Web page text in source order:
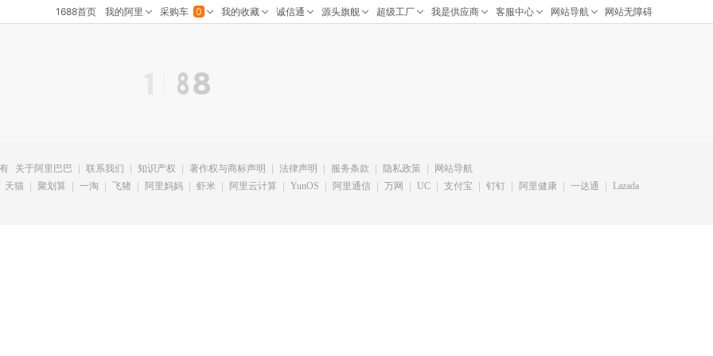
关于阿里巴巴 联系我们 知识产权 著作权与商标声明 法律声明 服务条款 隐私政策
网站导航
天猫
聚划算 一淘 飞猪 阿里妈妈 虾米 阿里云计算 YunOS 阿里通信 万网 UC 支付宝 钉钉 阿里健康 一达通 Lazada